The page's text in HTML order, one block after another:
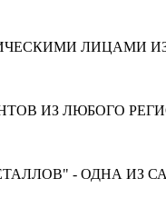
ЛИЦАМИ
ИЗ ЛЮБОГО
- ОДНА ИЗ